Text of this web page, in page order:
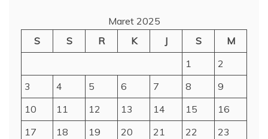
Maret 2025
S
S R K J S
M
1
2
3
4 5 6 7 8
9
10
11 12 13 14 15
16
17
18 19 20 21 22 23